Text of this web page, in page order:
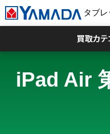
タブ
iPad Air